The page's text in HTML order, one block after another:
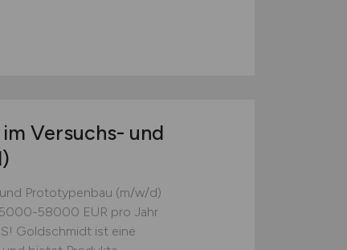
Versuchs- und
Prototypenbau (m/w/d)
58000 EUR pro Jahr
Goldschmidt ist eine